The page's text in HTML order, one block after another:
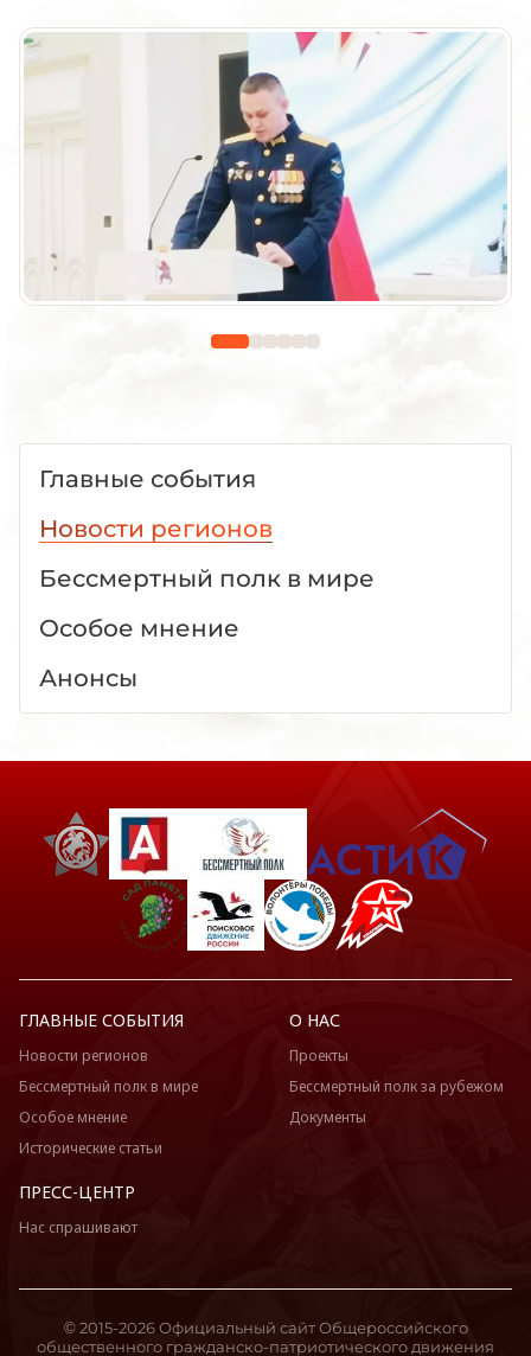
Главные события
Новости регионов
Бессмертный полк в мире
Особое мнение
Анонсы
ГЛАВНЫЕ СОБЫТИЯ
Новости регионов
Бессмертный полк в мире
Особое мнение
Исторические статьи
О НАС
Проекты
Бессмертный полк за рубежом
Документы
ПРЕСС-ЦЕНТР
Нас спрашивают
© 2015-2026 Официальный сайт Общероссийского
общественного гражданско-патриотического движения